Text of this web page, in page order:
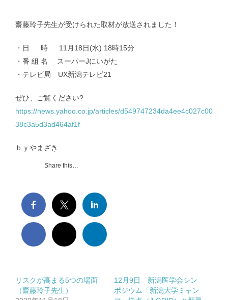
都道府県別のCOVID-19患者推移｜COVID-19 patients at prefecture
level
effective reproduction number at Niigata
RSウイルス｜Respiratory syncytial virus
地理情報システム｜Geographic Information Systems（GIS）
齋藤玲子先生が受けられた取材が放送されました！
・日 時 11月18日(水) 18時15分
・番 組 名 スーパーJにいがた
・テレビ局 UX新潟テレビ21
ぜひ、ご覧ください?
https://news.yahoo.co.jp/articles/d549747234da4ee4c027c00
38c3a5d3ad464af1f
ｂｙやまざき
Share this…
リスクが高まる5つの場面
（齋藤玲子先生）
12月9日 新潟医学会シン
ポジウム「新潟大学ミャン